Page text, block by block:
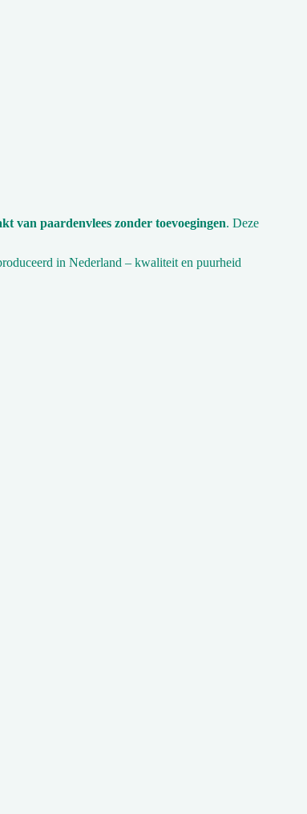
van paardenvlees zonder toevoegingen. Deze
in Nederland – kwaliteit en puurheid